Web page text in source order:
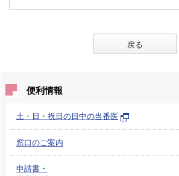
戻る
便利情報
土・日・祝日の日中の当番医
窓口のご案内
申請書・